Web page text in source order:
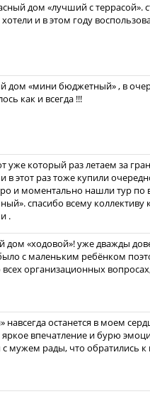
дом «лучший с террасой».
и в этом году
дом «мини бюджетный» , в
как и всегда !!!
уже который раз летаем за
в этот раз тоже купили
и моментально нашли тур
спасибо всему
.
«ходовой»! уже дважды
с маленьким ребёнком
организационных
останется в моем
впечатление и бурю
мужем рады, что обратились